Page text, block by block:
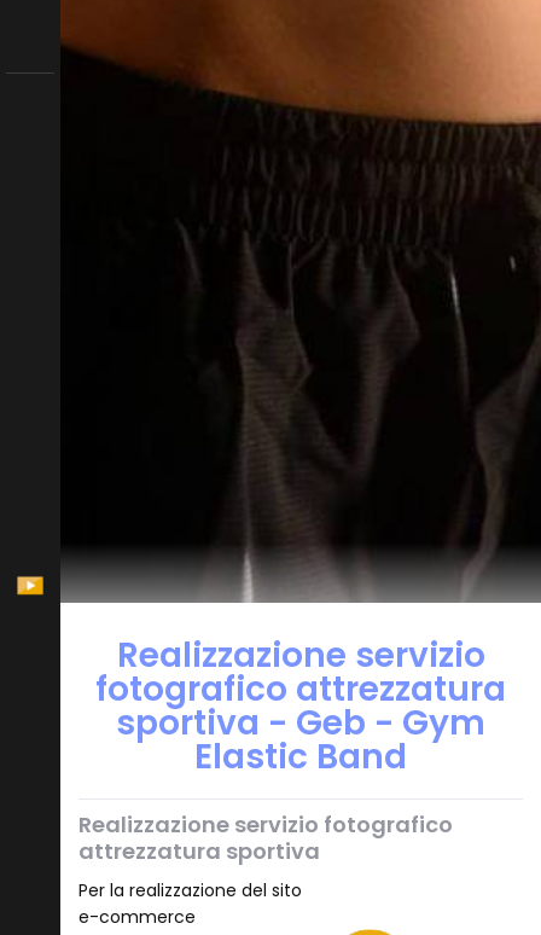
Realizzazione servizio
fotografico attrezzatura
sportiva - Geb - Gym
Elastic Band
Realizzazione servizio fotografico
attrezzatura sportiva
Per la realizzazione del sito
e-commerce